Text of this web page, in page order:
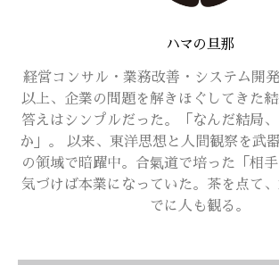
ハマの旦那
経営コンサル・業務改善・システム開
以上、企業の問題を解きほぐしてきた
答えはシンプルだった。「なんだ結局
か」。 以来、東洋思想と人間観察を武
の領域で暗躍中。合氣道で培った「相手
気づけば本業になっていた。茶を点て
でに人も観る。